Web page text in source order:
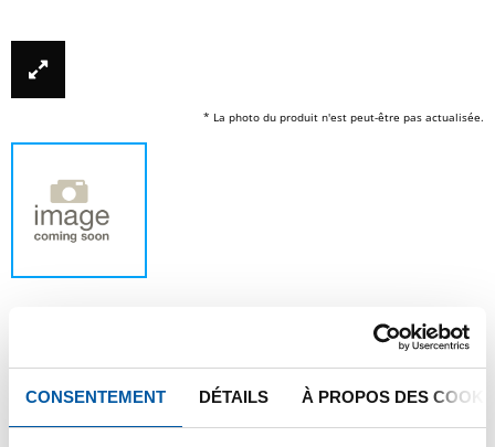
CONSENTEMENT DÉTAILS À PROPOS DES
* La photo du produit n'est peut-être pas actualisée.
Ce produit ne peut être commandé en ligne,
pour plus d'information, veuillez contacter
notre service client.